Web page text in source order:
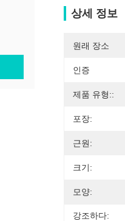
상세 정보
원래 장소
인증
제품 유형::
포장:
근원:
크기:
모양:
강조하다: